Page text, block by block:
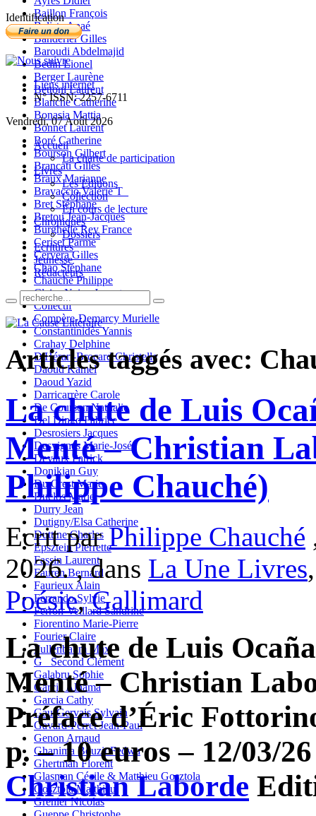
Baillon François
Balista Anaé
Banderier Gilles
Baroudi Abdelmajid
Bedin Lionel
Berger Laurène
Bettoni Laurent
Blanche Catherine
Bonasia Mattia
Bonnet Laurent
Boré Catherine
Bourson Gilbert
Brancati Gilles
Braux Marianne
Bravaccio Valérie T_
Bret Stéphane
Bretou Jean-Jacques
Burghelle Rey France
Ceriset Parme
Cervera Gilles
Chao Stéphane
Chauché Philippe
Claire-Neige Jaunet
Collectif
Compère-Demarcy Murielle
Constantinidès Yannis
Crahay Delphine
D'Hérart-Brocard Christelle
Daoud Kamel
Daoud Yazid
Darricarrère Carole
De Courson Nathalie
Del Dingo Fabrice
Desrosiers Jacques
Desvignes Marie-Josée
Devaux Patrick
Donikian Guy
Du Crest Marie
Duclos Marie
Durry Jean
Dutigny/Elsa Catherine
Duttine Charles
Epsztein Pierrette
Fassin Laurent
Fauren Bernard
Faurieux Alain
Ferrando Sylvie
Ferron-Veillard Sandrine
Fiorentino Marie-Pierre
Fourier Claire
Fullenbaum Max
G_ Second Clément
Galabru Sophie
Garcia Alhama
Garcia Cathy
Gau-Gervais Sylvain
Gavard-Perret Jean-Paul
Genon Arnaud
Ghanima Bouzit Fedwa
Ghertman Florent
Glasman Cécile & Matthieu Gosztola
Gosztola Matthieu
Grenier Nicolas
Identification
Liens internet
N° ISSN: 2257-6711
Vendredi, 07 Août 2026
Accueil
La charte de participation
Livres
Les Editions
Collection
En cours de lecture
Chroniques
Dossiers
Ecritures
Jeunesse
Rédacteurs
Articles taggés avec:
La chute de Luis
Menté – Christian
Philippe Chauché)
Ecrit parPhilippe Chauché
2026. , dans La Une Livres
Poésie,Gallimard
La chute de Luis
Menté – Christian
Préface d’Éric
p. – 10 euros – 12/03/
Christian Laborde